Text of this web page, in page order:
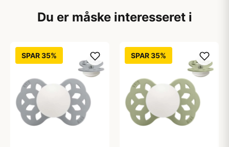
Du er måske interesseret i
SPAR 35% SPAR 35%